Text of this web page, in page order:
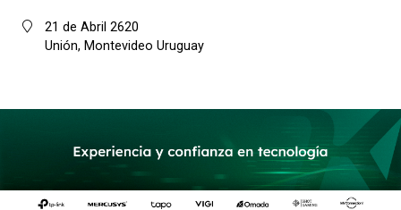
21 de Abril 2620
Unión, Montevideo Uruguay